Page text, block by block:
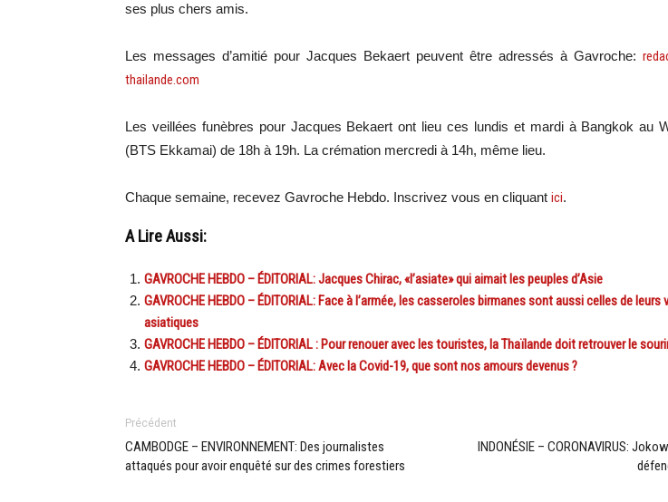
ses plus chers amis.
Les messages d’amitié pour Jacques Bekaert peuvent être adressés à Gavroche:
thailande.com
Les veillées funèbres pour Jacques Bekaert ont lieu ces lundis et mardi à Bangkok au
(BTS Ekkamai) de 18h à 19h. La crémation mercredi à 14h, même lieu.
Chaque semaine, recevez Gavroche Hebdo. Inscrivez vous en cliquant ici.
A Lire Aussi:
GAVROCHE HEBDO – ÉDITORIAL: Jacques Chirac, «l’asiate» qui aimait les peuples d’Asie
GAVROCHE HEBDO – ÉDITORIAL: Face à l’armée, les casseroles birmanes sont aussi celles de leurs
asiatiques
GAVROCHE HEBDO – ÉDITORIAL : Pour renouer avec les touristes, la Thaïlande doit retrouver le
GAVROCHE HEBDO – ÉDITORIAL: Avec la Covid-19, que sont nos amours devenus ?
Précédent
CAMBODGE – ENVIRONNEMENT: Des journalistes
attaqués pour avoir enquêté sur des crimes forestiers
INDONÉSIE – CORONAVIRUS: